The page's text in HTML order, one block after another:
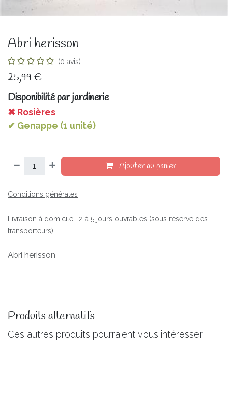
Abri herisson
(0 avis)
25,99 €
Disponibilité par jardinerie
✖ Rosières
✔ Genappe (1 unité)
Ajouter au panier
Conditions générales
Livraison à domicile : 2 à 5 jours ouvrables (sous réserve des
transporteurs)
Abri herisson
Produits alternatifs
Ces autres produits pourraient vous intéresser